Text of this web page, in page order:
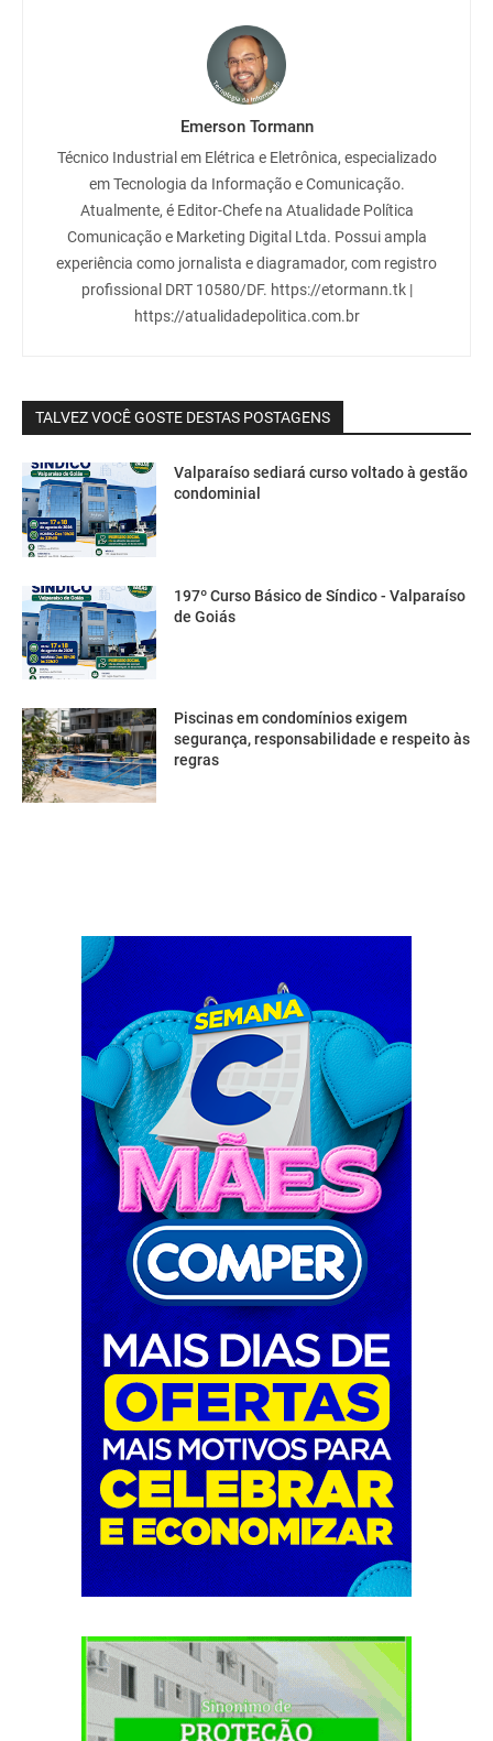
Emerson Tormann
Técnico Industrial em Elétrica e Eletrônica, especializado
em Tecnologia da Informação e Comunicação.
Atualmente, é Editor-Chefe na Atualidade Política
Comunicação e Marketing Digital Ltda. Possui ampla
experiência como jornalista e diagramador, com registro
profissional DRT 10580/DF. https://etormann.tk |
https://atualidadepolitica.com.br
TALVEZ VOCÊ GOSTE DESTAS POSTAGENS
Valparaíso sediará curso voltado à gestão
condominial
197º Curso Básico de Síndico - Valparaíso
de Goiás
Piscinas em condomínios exigem
segurança, responsabilidade e respeito às
regras